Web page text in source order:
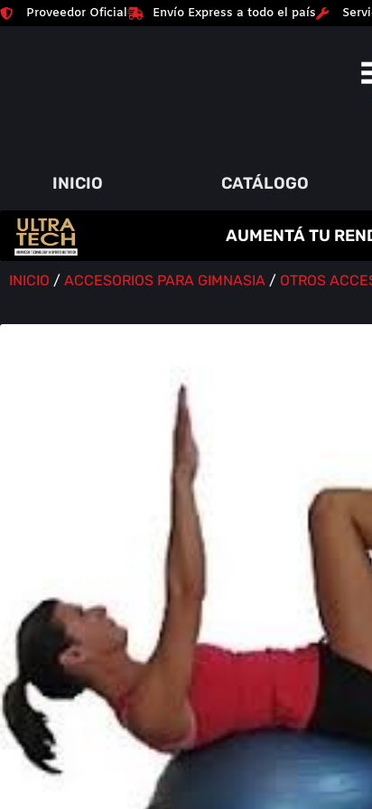
Proveedor Oficial Envío Express a todo el país
INICIO CATÁLOGO
PROTEÍNAS
AMINO
QUEMADOR
Y MÁS
AUMENTÁ TU
INICIO / ACCESORIOS PARA GIMNASIA / OTROS